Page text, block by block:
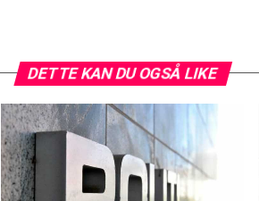
DETTE KAN DU OGSÅ LIKE